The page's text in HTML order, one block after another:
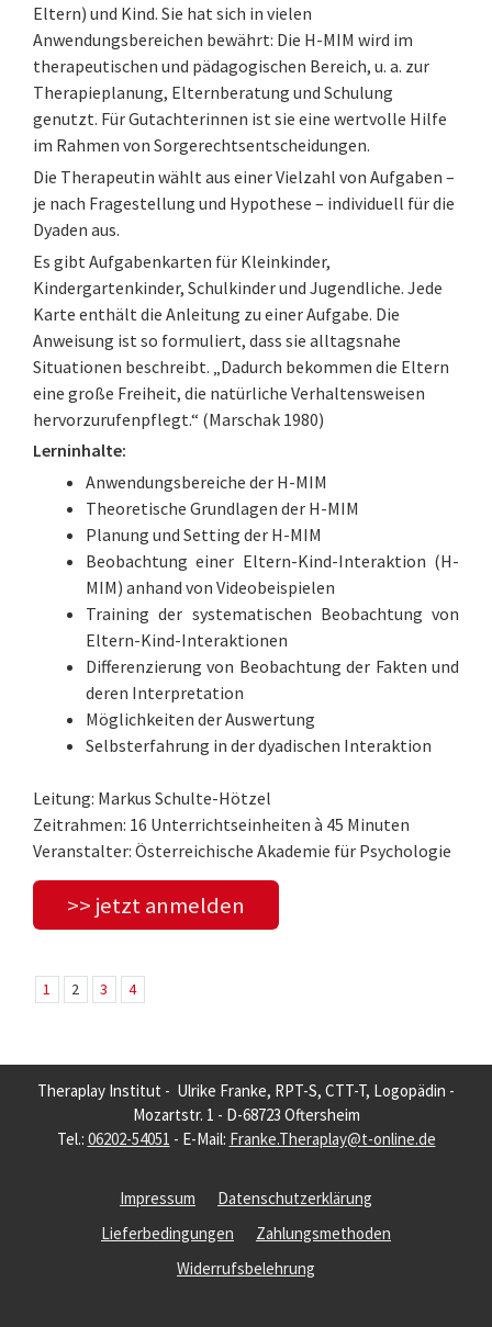
Eltern) und Kind. Sie hat sich in vielen
Anwendungsbereichen bewährt: Die H-MIM wird im
therapeutischen und pädagogischen Bereich, u. a. zur
Therapieplanung, Elternberatung und Schulung
genutzt. Für Gutachterinnen ist sie eine wertvolle Hilfe
im Rahmen von Sorgerechtsentscheidungen.
Die Therapeutin wählt aus einer Vielzahl von Aufgaben –
je nach Fragestellung und Hypothese – individuell für die
Dyaden aus.
Es gibt Aufgabenkarten für Kleinkinder,
Kindergartenkinder, Schulkinder und Jugendliche. Jede
Karte enthält die Anleitung zu einer Aufgabe. Die
Anweisung ist so formuliert, dass sie alltagsnahe
Situationen beschreibt. „Dadurch bekommen die Eltern
eine große Freiheit, die natürliche Verhaltensweisen
hervorzurufenpflegt.“ (Marschak 1980)
Lerninhalte:
Anwendungsbereiche der H-MIM
Theoretische Grundlagen der H-MIM
Planung und Setting der H-MIM
Beobachtung einer Eltern-Kind-Interaktion (H-
MIM) anhand von Videobeispielen
Training der systematischen Beobachtung von
Eltern-Kind-Interaktionen
Differenzierung von Beobachtung der Fakten und
deren Interpretation
Möglichkeiten der Auswertung
Selbsterfahrung in der dyadischen Interaktion
Leitung: Markus Schulte-Hötzel
Zeitrahmen: 16 Unterrichtseinheiten à 45 Minuten
Veranstalter: Österreichische Akademie für Psychologie
>> jetzt anmelden
1 2 3 4
Theraplay Institut - Ulrike Franke, RPT-S, CTT-T, Logopädin -
Mozartstr. 1 - D-68723 Oftersheim
Tel.: 06202-54051 - E-Mail: Franke.Theraplay@t-online.de
Impressum
Datenschutzerklärung
Lieferbedingungen
Zahlungsmethoden
Widerrufsbelehrung